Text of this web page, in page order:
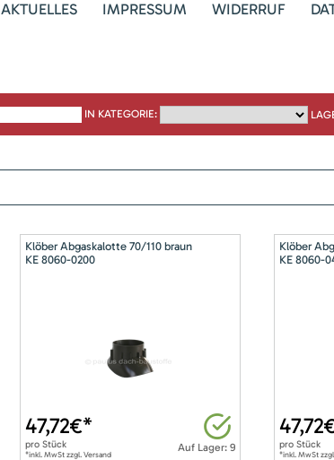
AKTUELLES IMPRESSUM WIDERRUF
IN KATEGORIE:
Klöber Abgaskalotte 70/110 braun
KE 8060-0200
Auf Lager: 9
47,72€*
pro Stück
*inkl. MwSt zzgl. Versand
Klöber
KE 8060-
47,72
pro Stück
*inkl. MwSt